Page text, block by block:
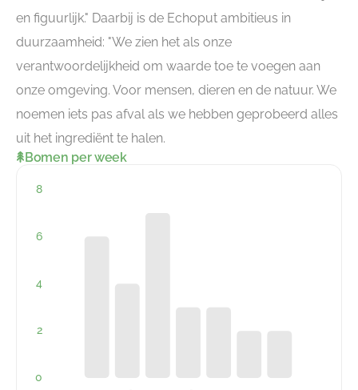
en figuurlijk." Daarbij is de Echoput ambitieus in
duurzaamheid: "We zien het als onze
verantwoordelijkheid om waarde toe te voegen aan
onze omgeving. Voor mensen, dieren en de natuur. We
noemen iets pas afval als we hebben geprobeerd alles
uit het ingrediënt te halen.
Bomen per week